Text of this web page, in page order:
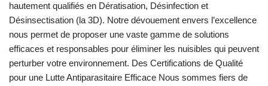
hautement qualifiés en Dératisation, Désinfection et
Désinsectisation (la 3D). Notre dévouement envers l’excellence
nous permet de proposer une vaste gamme de solutions
efficaces et responsables pour éliminer les nuisibles qui peuvent
perturber votre environnement. Des Certifications de Qualité
pour une Lutte Antiparasitaire Efficace Nous sommes fiers de